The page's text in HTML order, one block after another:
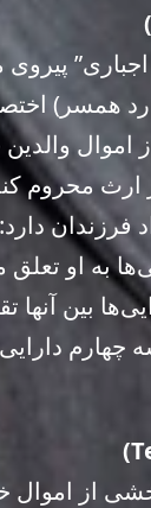
پیروی
همسر)
ارث محروم
فرزندان دارد:
به او تعلق
بین
چهارم
از